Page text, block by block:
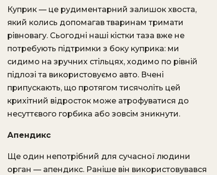
Куприк — це рудиментарний залишок хвоста,
який колись допомагав тваринам тримати
рівновагу. Сьогодні наші кістки таза вже не
потребують підтримки з боку куприка: ми
сидимо на зручних стільцях, ходимо по рівній
підлозі та використовуємо авто. Вчені
припускають, що протягом тисячоліть цей
крихітний відросток може атрофуватися до
несуттєвого горбика або зовсім зникнути.
Апендикс
Ще один непотрібний для сучасної людини
орган — апендикс. Раніше він використовувався